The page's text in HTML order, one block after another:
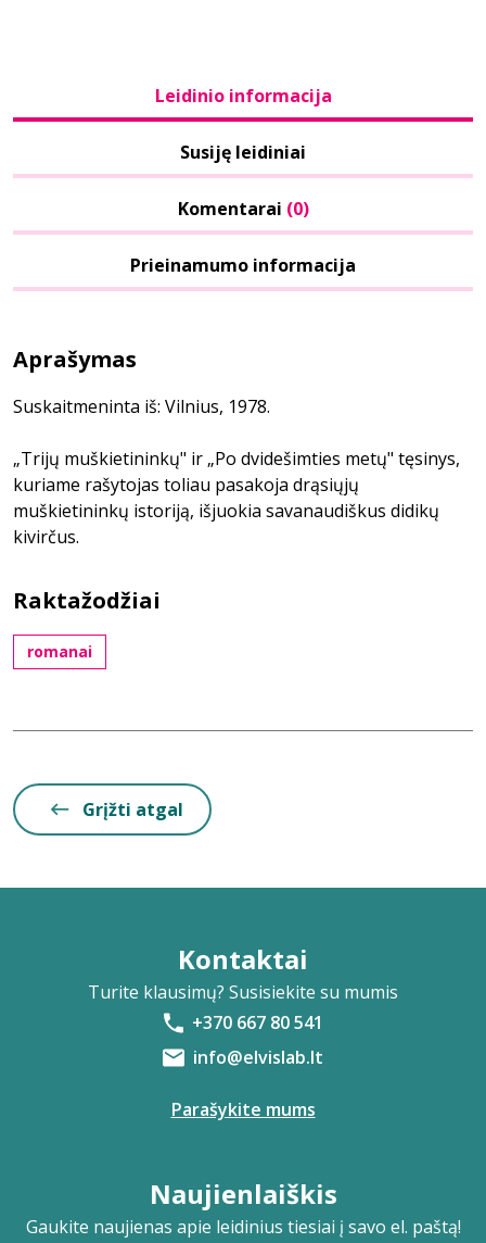
Leidinio informacija
Susiję leidiniai
Komentarai (0)
Prieinamumo informacija
Aprašymas
Suskaitmeninta iš: Vilnius, 1978.
„Trijų muškietininkų" ir „Po dvidešimties metų" tęsinys,
kuriame rašytojas toliau pasakoja drąsiųjų
muškietininkų istoriją, išjuokia savanaudiškus didikų
kivirčus.
Raktažodžiai
romanai
Grįžti atgal
Kontaktai
Turite klausimų? Susisiekite su mumis
+370 667 80 541
info@elvislab.lt
Parašykite mums
Naujienlaiškis
Gaukite naujienas apie leidinius tiesiai į savo el. paštą!